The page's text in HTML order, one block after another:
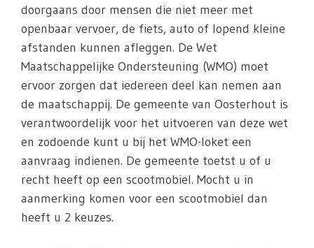
doorgaans door mensen die niet meer met
openbaar vervoer, de fiets, auto of lopend kleine
afstanden kunnen afleggen. De Wet
Maatschappelijke Ondersteuning (WMO) moet
ervoor zorgen dat iedereen deel kan nemen aan
de maatschappij. De gemeente van Oosterhout is
verantwoordelijk voor het uitvoeren van deze wet
en zodoende kunt u bij het WMO-loket een
aanvraag indienen. De gemeente toetst u of u
recht heeft op een scootmobiel. Mocht u in
aanmerking komen voor een scootmobiel dan
heeft u 2 keuzes.